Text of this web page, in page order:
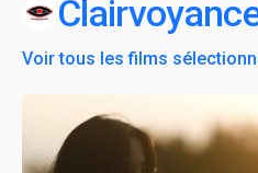
Voir tous les films